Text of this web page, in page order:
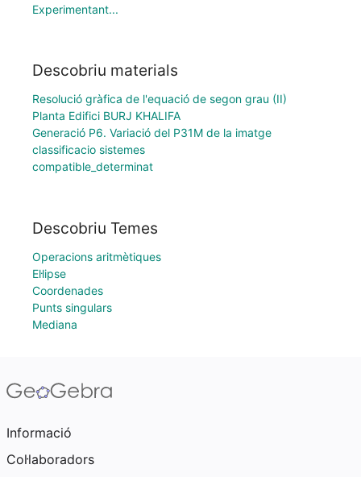
Experimentant...
Descobriu materials
Resolució gràfica de l'equació de segon grau (II)
Planta Edifici BURJ KHALIFA
Generació P6. Variació del P31M de la imatge
classificacio sistemes
compatible_determinat
Descobriu Temes
Operacions aritmètiques
El·lipse
Coordenades
Punts singulars
Mediana
Informació
Col·laboradors